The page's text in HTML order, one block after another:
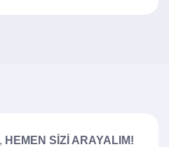
HEMEN SIZI ARAYALIM!